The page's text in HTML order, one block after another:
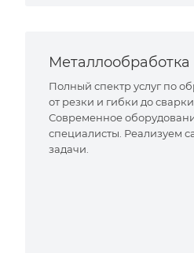
Металлообработка
Полный спектр услуг по
от резки и гибки до
Современное
специалисты. Реализуем
задачи.